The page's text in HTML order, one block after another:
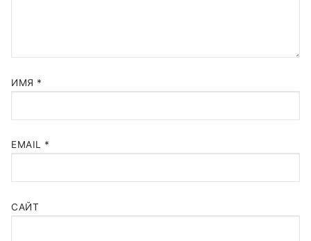
ИМЯ *
EMAIL *
САЙТ